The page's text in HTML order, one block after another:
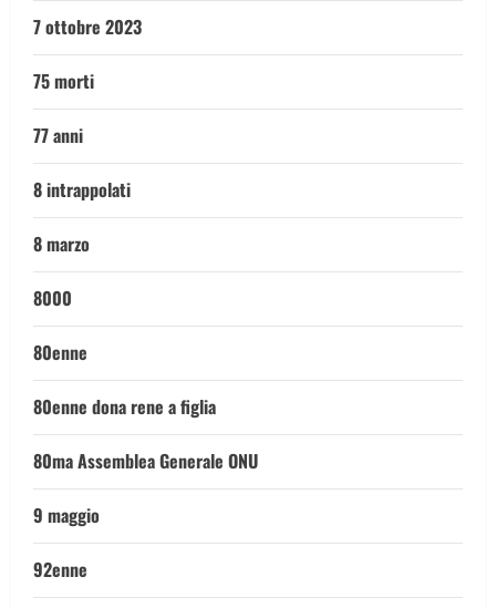
7 ottobre 2023
75 morti
77 anni
8 intrappolati
8 marzo
8000
80enne
80enne dona rene a figlia
80ma Assemblea Generale ONU
9 maggio
92enne